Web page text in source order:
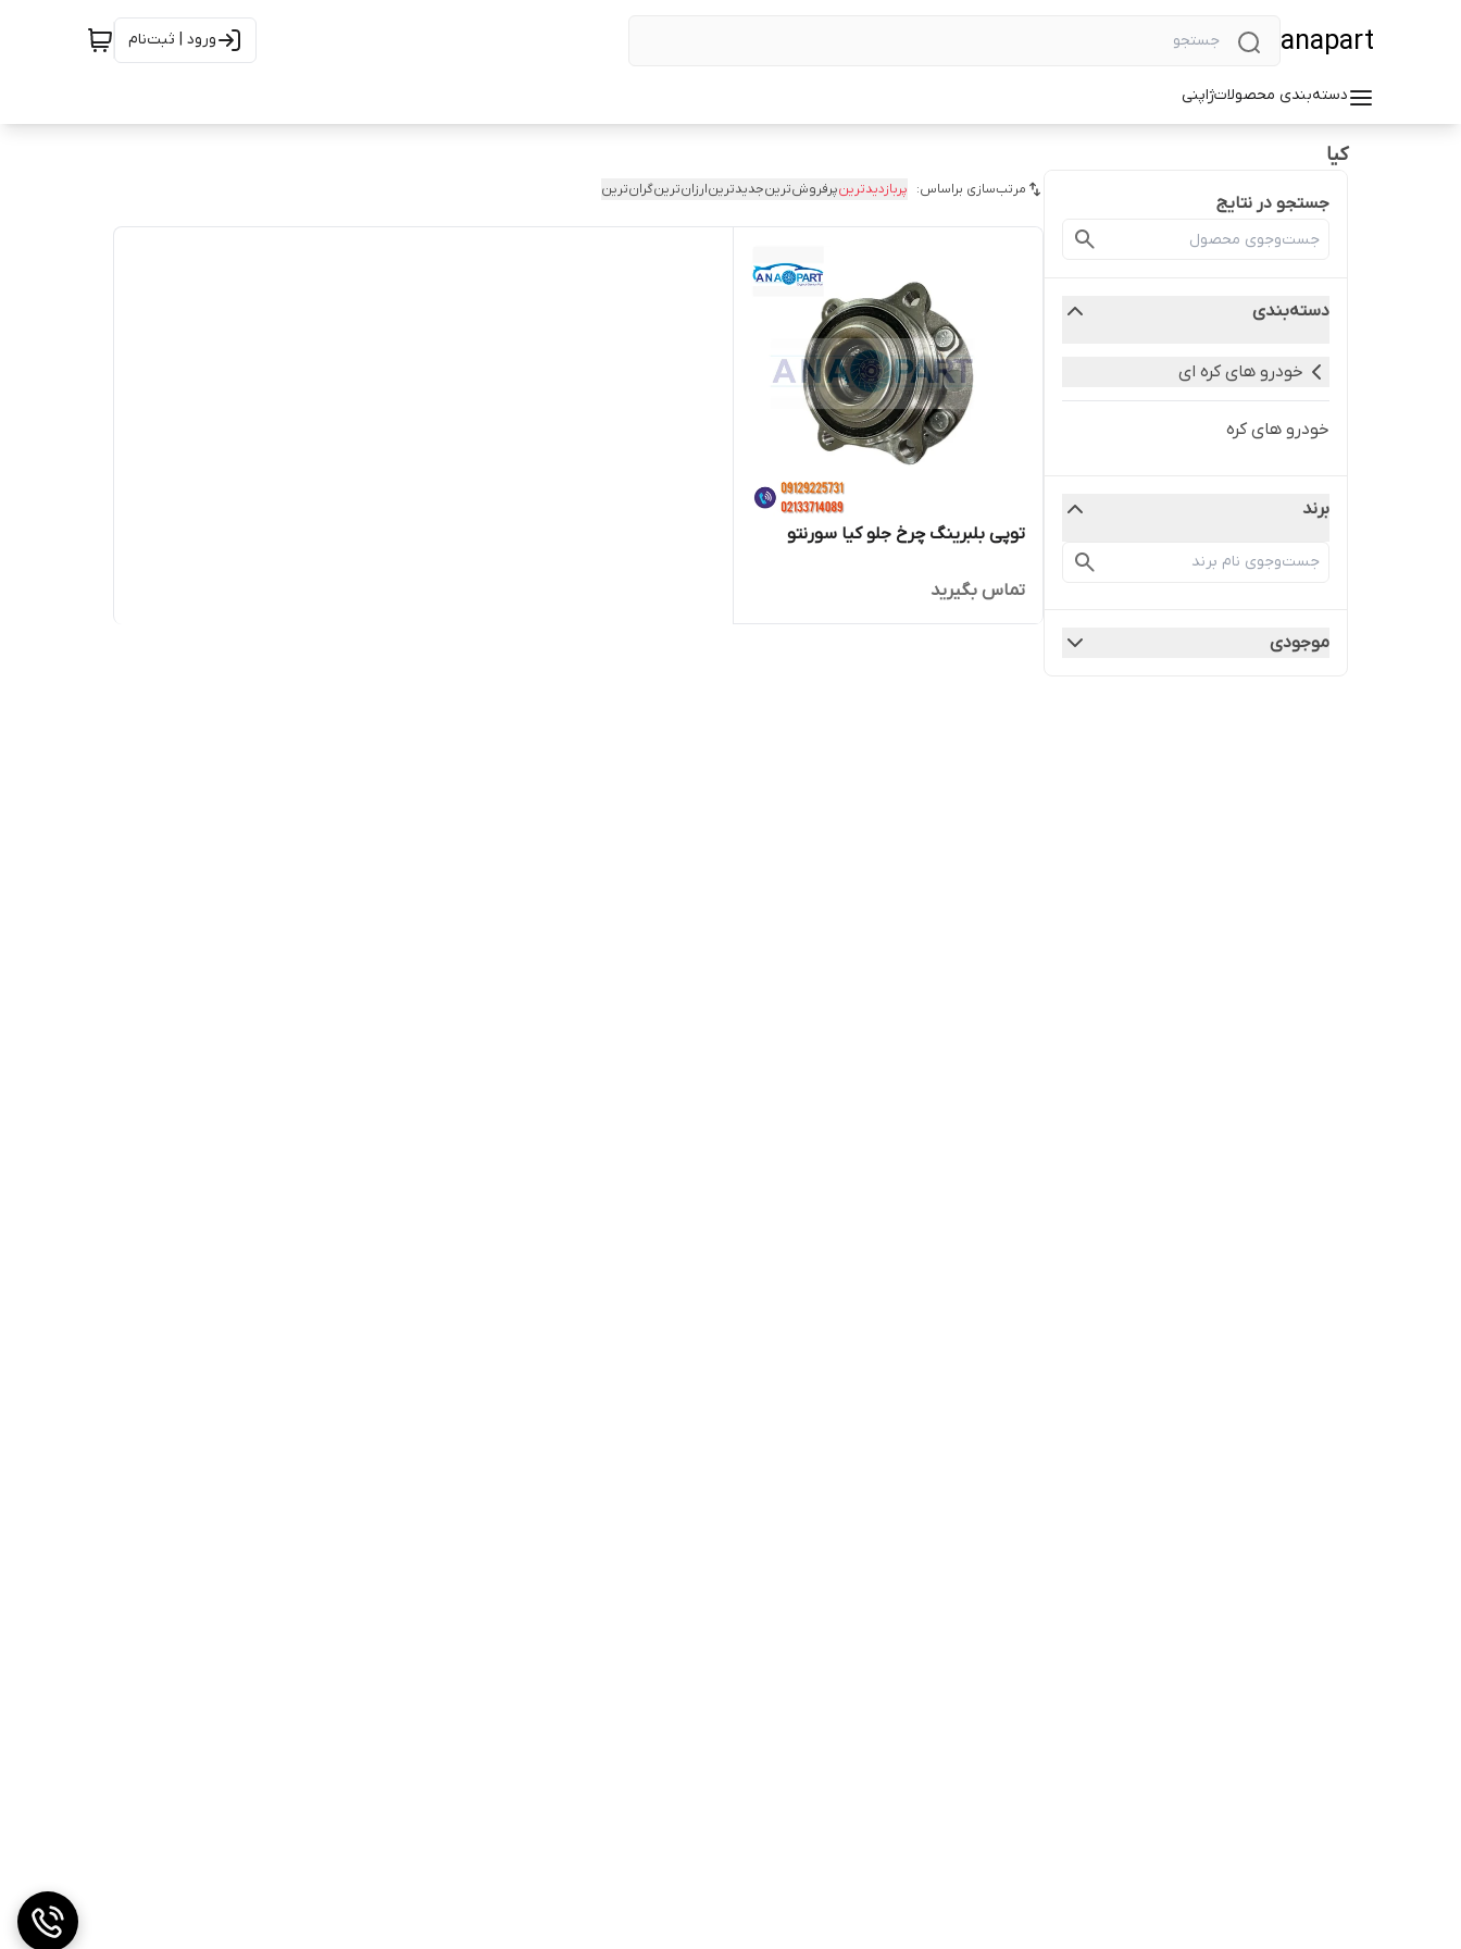
anapart ورود | ثبت‌نام
دسته‌بندی محصولاتژاپنی
کیا
جستجو در نتایج
دسته‌بندی
خودرو های کره ای
خودرو های کره
برند
موجودی
مرتب‌سازی براساس: پربازدیدترینپرفروش‌ترینجدیدترینارزان‌ترینگران‌ترین
توپی بلبرینگ چرخ جلو کیا سورنتو
تماس بگیرید